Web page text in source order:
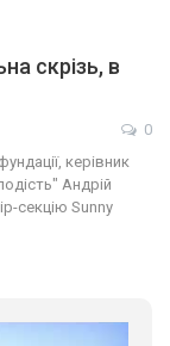
скрізь, в
0
керівник
Андрій
секцію Sunny